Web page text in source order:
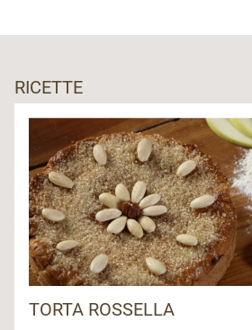
RICETTE
TORTA ROSSELLA